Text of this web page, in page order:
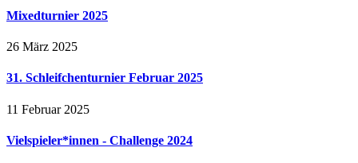
Mixedturnier 2025
26 März 2025
31. Schleifchenturnier Februar 2025
11 Februar 2025
Vielspieler*innen - Challenge 2024